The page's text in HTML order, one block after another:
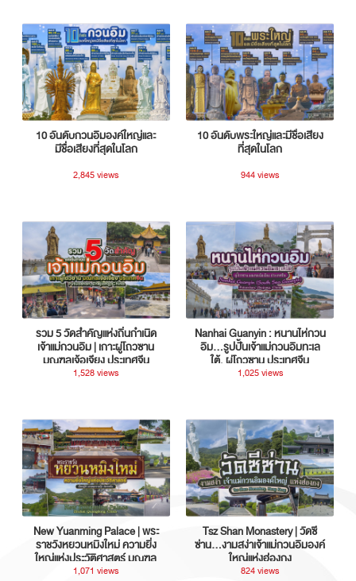
10 อันดับกวนอิมองค์ใหญ่และ
มีชื่อเสียงที่สุดในโลก
2,845 views
10 อันดับพระใหญ่และมีชื่อเสียง
ที่สุดในโลก
944 views
รวม 5 วัดสำคัญแห่งถิ่นกำเนิด
เจ้าแม่กวนอิม | เกาะผู่โถวซาน
มณฑลเจ้อเจียง ประเทศจีน
1,528 views
Nanhai Guanyin : หนานไห่กวน
อิม...รูปปั้นเจ้าแม่กวนอิมทะเล
ใต้, ผู่โถวซาน ประเทศจีน
1,025 views
New Yuanming Palace | พระ
ราชวังหยวนหมิงใหม่ ความยิ่ง
ใหญ่แห่งประวัติศาสตร์ มณฑล
กวางตุ้ง ประเทศจีน
1,071 views
Tsz Shan Monastery | วัดซี
ซ่าน…งามสง่าเจ้าแม่กวนอิมองค์
ใหญ่แห่งฮ่องกง
824 views